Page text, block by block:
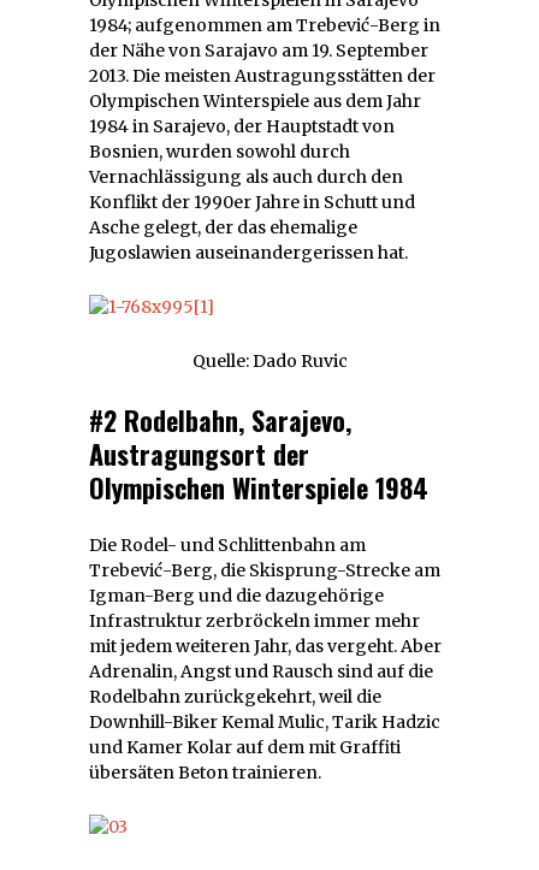
1984; aufgenommen am Trebević-Berg in
der Nähe von Sarajavo am 19. September
2013. Die meisten Austragungsstätten der
Olympischen Winterspiele aus dem Jahr
1984 in Sarajevo, der Hauptstadt von
Bosnien, wurden sowohl durch
Vernachlässigung als auch durch den
Konflikt der 1990er Jahre in Schutt und
Asche gelegt, der das ehemalige
Jugoslawien auseinandergerissen hat.
Quelle: Dado Ruvic
#2 Rodelbahn, Sarajevo,
Austragungsort der
Olympischen Winterspiele 1984
Die Rodel- und Schlittenbahn am
Trebević-Berg, die Skisprung-Strecke am
Igman-Berg und die dazugehörige
Infrastruktur zerbröckeln immer mehr
mit jedem weiteren Jahr, das vergeht. Aber
Adrenalin, Angst und Rausch sind auf die
Rodelbahn zurückgekehrt, weil die
Downhill-Biker Kemal Mulic, Tarik Hadzic
und Kamer Kolar auf dem mit Graffiti
übersäten Beton trainieren.